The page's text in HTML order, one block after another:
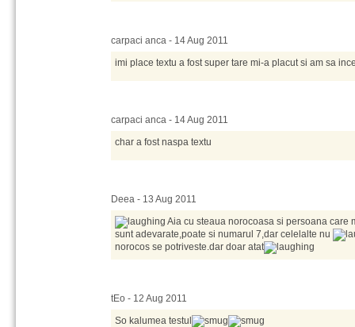
carpaci anca - 14 Aug 2011
imi place textu a fost super tare mi-a placut si am sa
carpaci anca - 14 Aug 2011
char a fost naspa textu
Deea - 13 Aug 2011
Aia cu steaua norocoasa si persoana care
sunt adevarate,poate si numarul 7,dar celelalte nu
norocos se potriveste.dar doar atat
tEo - 12 Aug 2011
So kalumea testul